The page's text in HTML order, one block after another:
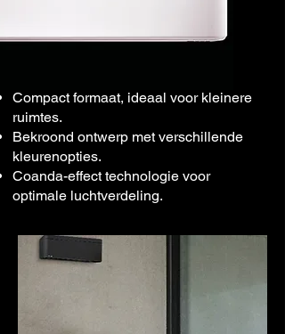
Compact formaat, ideaal voor kleinere
ruimtes.
Bekroond ontwerp met verschillende
kleurenopties.
Coanda-effect technologie voor
optimale luchtverdeling.